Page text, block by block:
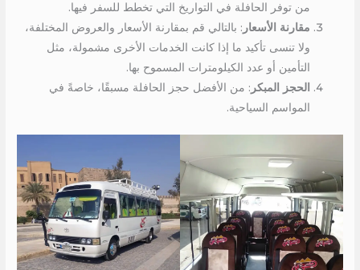
من توفر الحافلة في التواريخ التي تخطط للسفر فيها.
مقارنة الأسعار : بالتالي قم بمقارنة الأسعار والعروض المختلفة،
ولا تنسى تأكيد ما إذا كانت الخدمات الأخرى مشمولة، مثل
التأمين أو عدد الكيلومترات المسموح بها.
الحجز المبكر : من الأفضل حجز الحافلة مسبقًا، خاصةً في
المواسم السياحية.